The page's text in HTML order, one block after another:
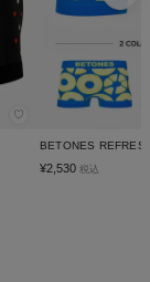
♡
BETONES
¥2,530 税込